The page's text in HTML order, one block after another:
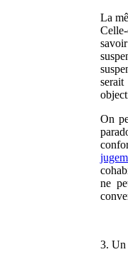
La
On
ne
3. Un